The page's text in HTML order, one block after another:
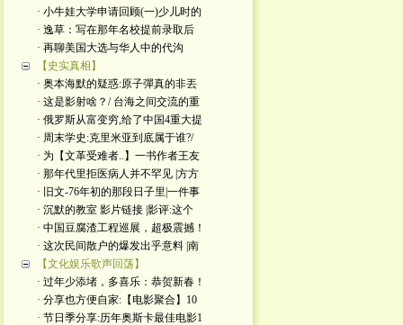
· 小牛娃大学申请回顾(一)少儿时的
· 逸草：写在那年名校提前录取后
· 再聊美国大选与华人中的代沟
【史实真相】
· 奥本海默的疑惑:原子彈真的非丟
· 这是影射啥？/ 台海之间交流的重
· 俄罗斯从富变穷,给了中国4重大提
· 周末学史:克里米亚到底属于谁?/
· 为【文革受难者..】一书作者王友
· 那年代里拒医病人并不罕见 |方方
· 旧文-76年初的那段日子里|一件事
· 沉默的教室 影片链接 |影评:这个
· 中国豆腐渣工程巡展，超极震撼！
· 这次民间散户的爆发出乎意料 |南
【文化娱乐歌声回荡】
· 过年少添堵，多喜乐：恭贺新春！
· 分享也方便自家:【电影聚合】10
· 节日季分享:历年奥斯卡最佳电影1